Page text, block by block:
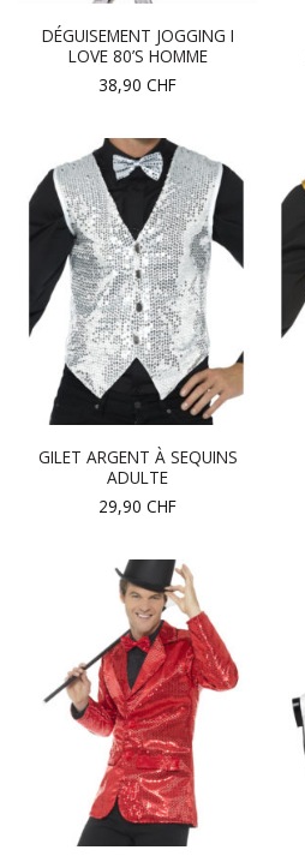
DÉGUISEMENT JOGGING I
LOVE 80’S HOMME
38,90 CHF
GILET ARGENT À SEQUINS
ADULTE
29,90 CHF